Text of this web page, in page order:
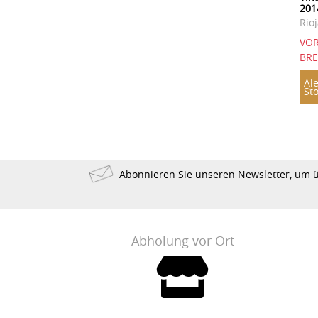
Abonnieren Sie unseren Newsletter, um
Abholung vor Ort